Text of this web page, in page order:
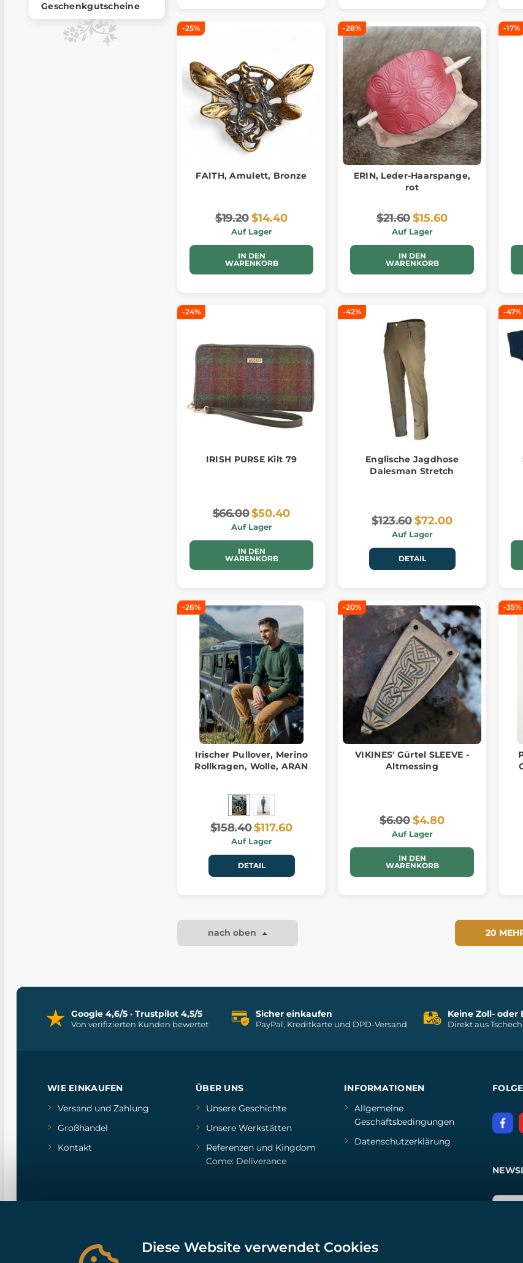
Geschenkgutscheine
-25%
FAITH, Amulett, Bronze
$19.20$14.40
Auf Lager
IN DEN
WARENKORB
-28%
ERIN, Leder-Haarspange,
rot
$21.60$15.60
Auf Lager
IN DEN
WARENKORB
-17%
-24%
IRISH PURSE Kilt 79
$66.00$50.40
Auf Lager
IN DEN
WARENKORB
-42%
Englische Jagdhose
Dalesman Stretch
$123.60$72.00
Auf Lager
DETAIL
-47%
-26%
Irischer Pullover, Merino
Rollkragen, Wolle, ARAN
$158.40$117.60
Auf Lager
DETAIL
-20%
VIKINES' Gürtel SLEEVE -
Altmessing
$6.00 $4.80
Auf Lager
IN DEN
WARENKORB
-35%
nach oben 20
Google 4,6/5 · Trustpilot 4,5/5
Von verifizierten Kunden bewertet
Sicher einkaufen
PayPal, Kreditkarte und DPD-Versand
Keine Zoll-
Direkt aus
WIE EINKAUFEN
Versand und Zahlung
Großhandel
Kontakt
ÜBER UNS
Unsere Geschichte
Unsere Werkstätten
Referenzenund Kingdom
Come: Deliverance
INFORMATIONEN
Allgemeine
Geschäftsbedingungen
Datenschutzerklärung
Diese Website verwendet Cookies